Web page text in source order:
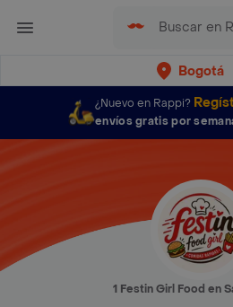
Bogotá
¿Nuevo en Rappi?
envíos gratis por
1 Festin Girl Food en